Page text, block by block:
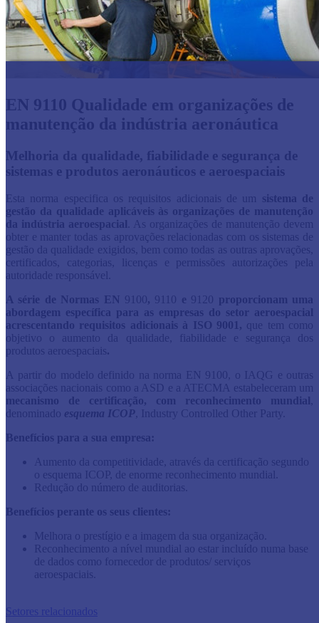
EN 9110 Qualidade em organizações de
manutenção da indústria aeronáutica
​​​​​​​​​​​​​​​​​​​​​​​​​​​​​​​​​​​​​​​​​​​​​​​​​​Melhoria da qualidade, fiabilidade e segurança de
sistemas e produtos aeronáuticos e aeroespaciais
Esta norma especifica os requisitos adicionais de um sistema de
gestão da qualidade aplicáveis às organizações de manutenção
da indústria aeroespacial . As organizações de manutenção devem
obter e manter todas as aprovações relacionadas com os sistemas de
gestão da qualidade exigidos, bem como todas as outras aprovações,
certificados, categorias, licenças e permissões autorizações pela
autoridade responsável.
A série de Normas EN 9100, 9110 e 9120 proporcionam uma
abordagem específica para as empresas do setor aeroespacial
acrescentando requisitos adicionais à ISO 9001, que tem como
objetivo o aumento da qualidade, fiabilidade e segurança dos
produtos aeroespaciais.
A partir do modelo definido na norma EN 9100, o IAQG e outras
associações nacionais como a ASD e a ATECMA estabeleceram um
mecanismo de certificação, com reconhecimento mundial,
denominado esquema ICOP, Industry Controlled Other Party.
Benefícios para a sua empresa:
Aumento da competitividade, através da certificação segundo
o esquema ICOP, de enorme reconhecimento mundial.
Redução do número de auditorias.
Benefícios perante os seus clientes:
Melhora o prestígio e a imagem da sua organização.
Reconhecimento a nível mundial ao estar incluído numa base
de dados como fornecedor de produtos/ serviços
aeroespaciais.
Setores relacionados